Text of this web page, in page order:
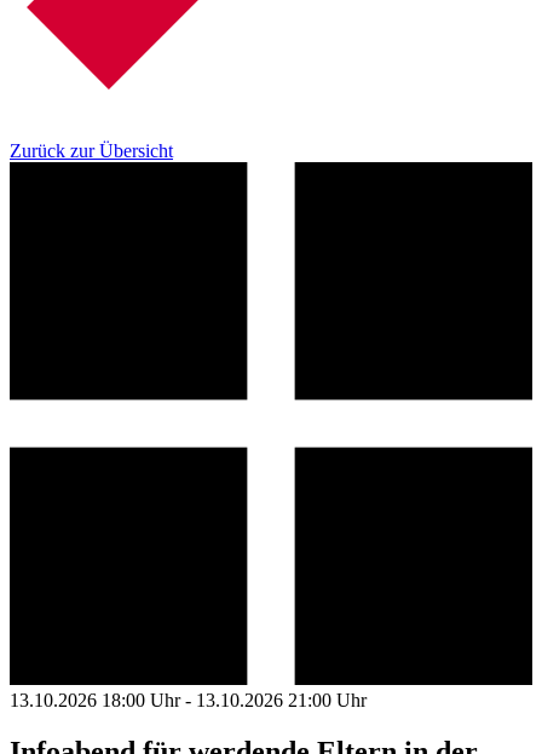
Zurück zur Übersicht
13.10.2026 18:00 Uhr - 13.10.2026 21:00 Uhr